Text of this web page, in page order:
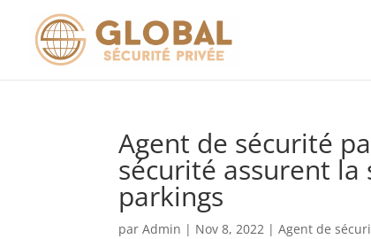
Agent de sécurité
sécurité assurent la
parkings
parAdmin | Nov 8, 2022 |Agent de